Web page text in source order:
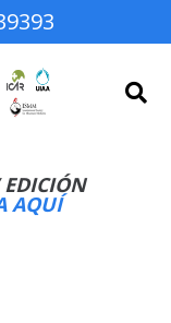
EDICIÓN
AQUÍ